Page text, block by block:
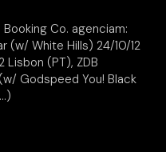
Co. agenciam:
(w/ White Hills) 24/10/12
Lisbon (PT), ZDB
Godspeed You! Black